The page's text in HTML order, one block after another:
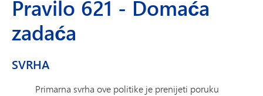
Pravilo 621 - Domaća
zadaća
SVRHA
Primarna svrha ove politike je prenijeti poruku